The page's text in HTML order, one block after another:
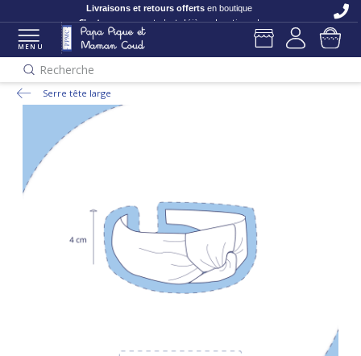
C'est nouveauet c'est déjà en boutique !
MENU
Recherche
Serre tête large